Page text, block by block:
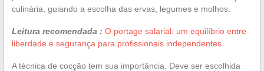
culinária, guiando a escolha das ervas, legumes e molhos.
Leitura recomendada : O portage salarial: um equilíbrio entre
liberdade e segurança para profissionais independentes
A técnica de cocção tem sua importância. Deve ser escolhida